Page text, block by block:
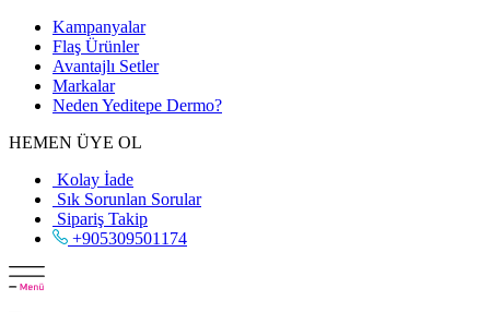
Kampanyalar
Flaş Ürünler
Avantajlı Setler
Markalar
Neden Yeditepe Dermo?
HEMEN ÜYE OL
Kolay İade
Sık Sorunlan Sorular
Sipariş Takip
+905309501174